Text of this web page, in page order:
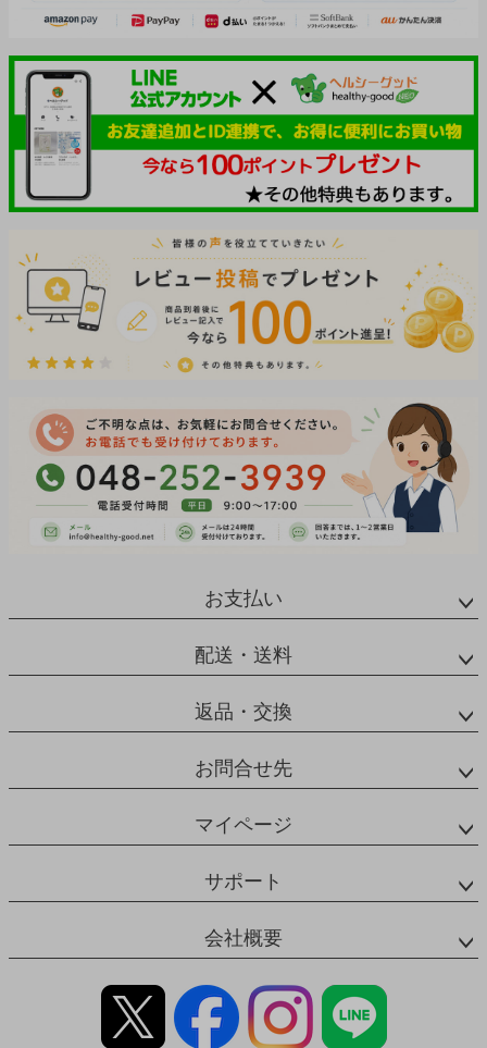
お支払い
配送・送料
返品・交換
お問合せ先
マイページ
サポート
会社概要